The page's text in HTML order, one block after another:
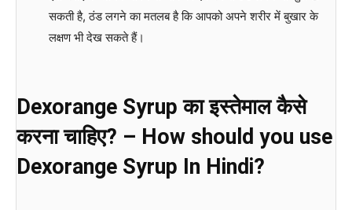
सकती है, ठंड लगने का मतलब है कि आपको अपने शरीर में बुखार के
लक्षण भी देख सकते हैं।
Dexorange Syrup का इस्तेमाल कैसे
करना चाहिए? – How should you use
Dexorange Syrup In Hindi?